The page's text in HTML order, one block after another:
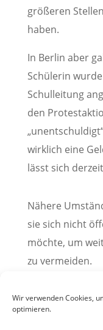
Wir verwenden Cookies,
optimieren.
größeren
haben.
In Berlin aber
Schülerin
Schulleitung
den
wirklich eine
lässt sich
Nähere
sie sich nicht
möchte, um
zu vermeiden.
Beitrag: Grischa